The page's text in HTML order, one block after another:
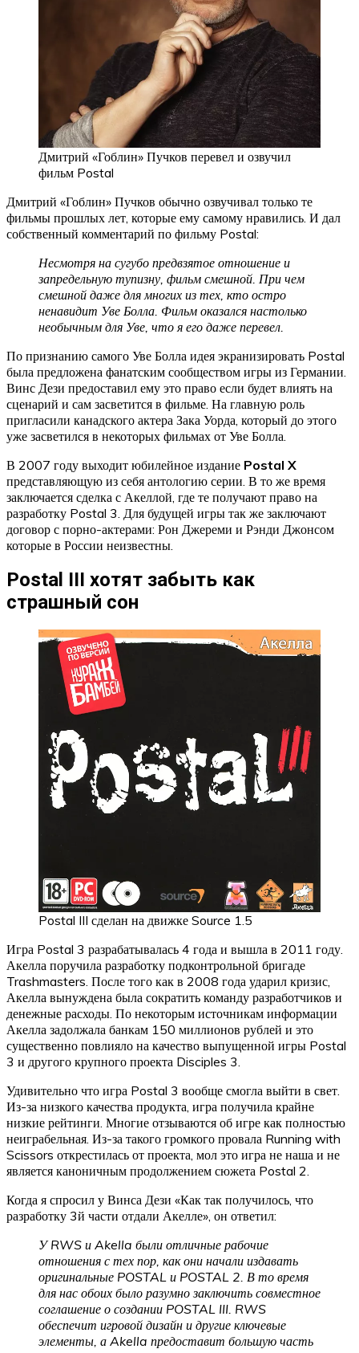
Дмитрий «Гоблин» Пучков перевел и озвучил
фильм Postal
Дмитрий «Гоблин» Пучков обычно озвучивал только те
фильмы прошлых лет, которые ему самому нравились. И дал
собственный комментарий по фильму Postal:
Несмотря на сугубо предвзятое отношение и
запредельную тупизну, фильм смешной. При чем
смешной даже для многих из тех, кто остро
ненавидит Уве Болла. Фильм оказался настолько
необычным для Уве, что я его даже перевел.
По признанию самого Уве Болла идея экранизировать Postal
была предложена фанатским сообществом игры из Германии.
Винс Дези предоставил ему это право если будет влиять на
сценарий и сам засветится в фильме. На главную роль
пригласили канадского актера Зака Уорда, который до этого
уже засветился в некоторых фильмах от Уве Болла.
В 2007 году выходит юбилейное издание Postal X
представляющую из себя антологию серии. В то же время
заключается сделка с Акеллой, где те получают право на
разработку Postal 3. Для будущей игры так же заключают
договор с порно-актерами: Рон Джереми и Рэнди Джонсом
которые в России неизвестны.
Postal III хотят забыть как
страшный сон
Postal III сделан на движке Source 1.5
Игра Postal 3 разрабатывалась 4 года и вышла в 2011 году.
Акелла поручила разработку подконтрольной бригаде
Trashmasters. После того как в 2008 года ударил кризис,
Акелла вынуждена была сократить команду разработчиков и
денежные расходы. По некоторым источникам информации
Акелла задолжала банкам 150 миллионов рублей и это
существенно повлияло на качество выпущенной игры Postal
3 и другого крупного проекта Disciples 3.
Удивительно что игра Postal 3 вообще смогла выйти в свет.
Из-за низкого качества продукта, игра получила крайне
низкие рейтинги. Многие отзываются об игре как полностью
неиграбельная. Из-за такого громкого провала Running with
Scissors открестилась от проекта, мол это игра не наша и не
является каноничным продолжением сюжета Postal 2.
Когда я спросил у Винса Дези «Как так получилось, что
разработку 3й части отдали Акелле», он ответил:
У RWS и Akella были отличные рабочие
отношения с тех пор, как они начали издавать
оригинальные POSTAL и POSTAL 2. В то время
для нас обоих было разумно заключить совместное
соглашение о создании POSTAL III. RWS
обеспечит игровой дизайн и другие ключевые
элементы, а Akella предоставит большую часть